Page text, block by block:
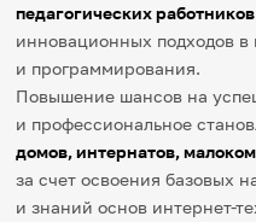
педагогических работников
инновационных подходов в
и программирования.
Повышение шансов на
и профессиональное
домов, интернатов,
за счет освоения базовых
и знаний основ интернет-